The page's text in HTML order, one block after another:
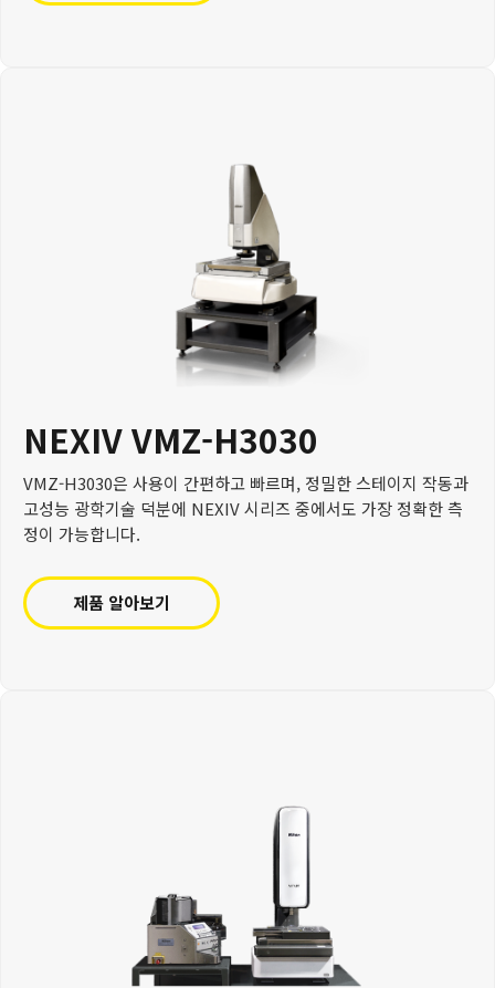
NEXIV VMZ-H3030
VMZ-H3030은 사용이 간편하고 빠르며, 정밀한 스테이지 작동과
고성능 광학기술 덕분에 NEXIV 시리즈 중에서도 가장 정확한 측
정이 가능합니다.
제품 알아보기